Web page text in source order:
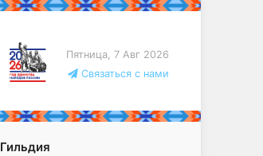
Пятница, 7 Авг 2026
Связаться с нами
Гильдия